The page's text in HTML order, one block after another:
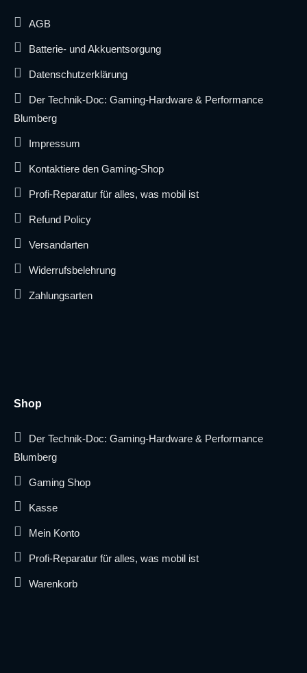
AGB
Batterie- und Akkuentsorgung
Datenschutzerklärung
Der Technik-Doc: Gaming-Hardware & Performance
Blumberg
Impressum
Kontaktiere den Gaming-Shop
Profi-Reparatur für alles, was mobil ist
Refund Policy
Versandarten
Widerrufsbelehrung
Zahlungsarten
Shop
Der Technik-Doc: Gaming-Hardware & Performance
Blumberg
Gaming Shop
Kasse
Mein Konto
Profi-Reparatur für alles, was mobil ist
Warenkorb